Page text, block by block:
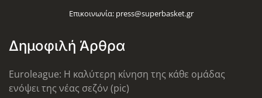
Επικοινωνία: press@superbasket.gr
Δημοφιλή Άρθρα
Euroleague: Η καλύτερη κίνηση της κάθε ομάδας
ενόψει της νέας σεζόν (pic)